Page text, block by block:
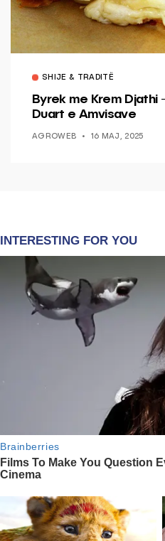
SHIJE & TRADITË
Byrek me Krem Djathi
Duart e Amvisave
AGROWEB 16 MAJ, 2025